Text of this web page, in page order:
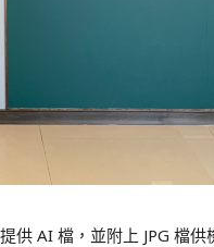
供 AI 檔，並附上 JPG 檔供